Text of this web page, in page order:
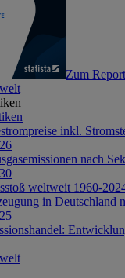
Zum Report
inkl.
nach
weltweit 1960-
in Deutschland